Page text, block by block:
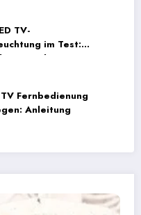
TV-
im Test:
und Praxistests
Fernbedienung
Anleitung